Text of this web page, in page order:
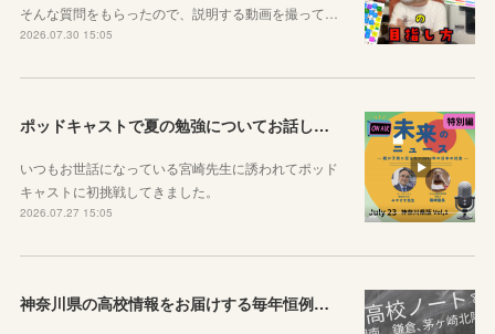
そんな質問をもらったので、説明する動画を撮って…
2026.07.30 15:05
ポッドキャストで夏の勉強についてお話ししています！
いつもお世話になっている宮崎先生に誘われてポッド
キャストに初挑戦してきました。
2026.07.27 15:05
神奈川県の高校情報をお届けする毎年恒例のコラボ企画のお知らせ